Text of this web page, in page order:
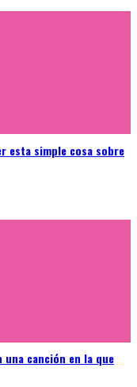
esta simple cosa sobre
una canción en la que